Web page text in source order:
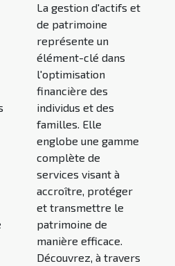
La gestion d'actifs et
de patrimoine
représente un
élément-clé dans
l'optimisation
financière des
individus et des
familles. Elle
englobe une gamme
complète de
services visant à
accroître, protéger
et transmettre le
patrimoine de
manière efficace.
Découvrez, à travers